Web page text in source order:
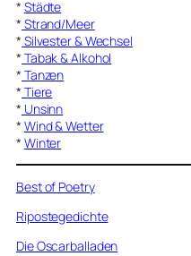
* Städte
* Strand/Meer
* Silvester & Wechsel
* Tabak & Alkohol
* Tanzen
* Tiere
* Unsinn
* Wind & Wetter
* Winter
Best of Poetry
Ripostegedichte
Die Oscarballaden